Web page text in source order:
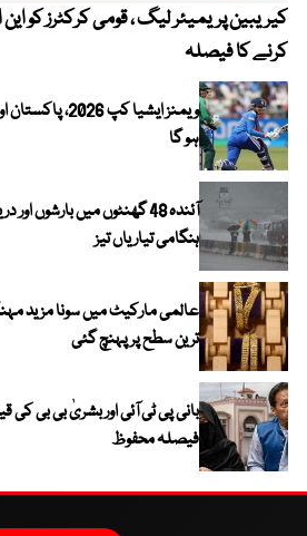
کرنے کا فیصلہ
ویمنز ایشیا کپ
ہو گا
آئندہ 48 گھنٹوں میں بارشوں
ہنگامی تیاریاں تیز
ترین سطح پر پہنچ گئی
بانی پی ٹی آئی اور بشریٰ بی بی
فیصلہ محفوظ